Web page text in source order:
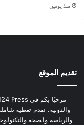
منذ يومين
تقديم الموقع
والدولية. نقدم تغطية
والرياضة والصحة